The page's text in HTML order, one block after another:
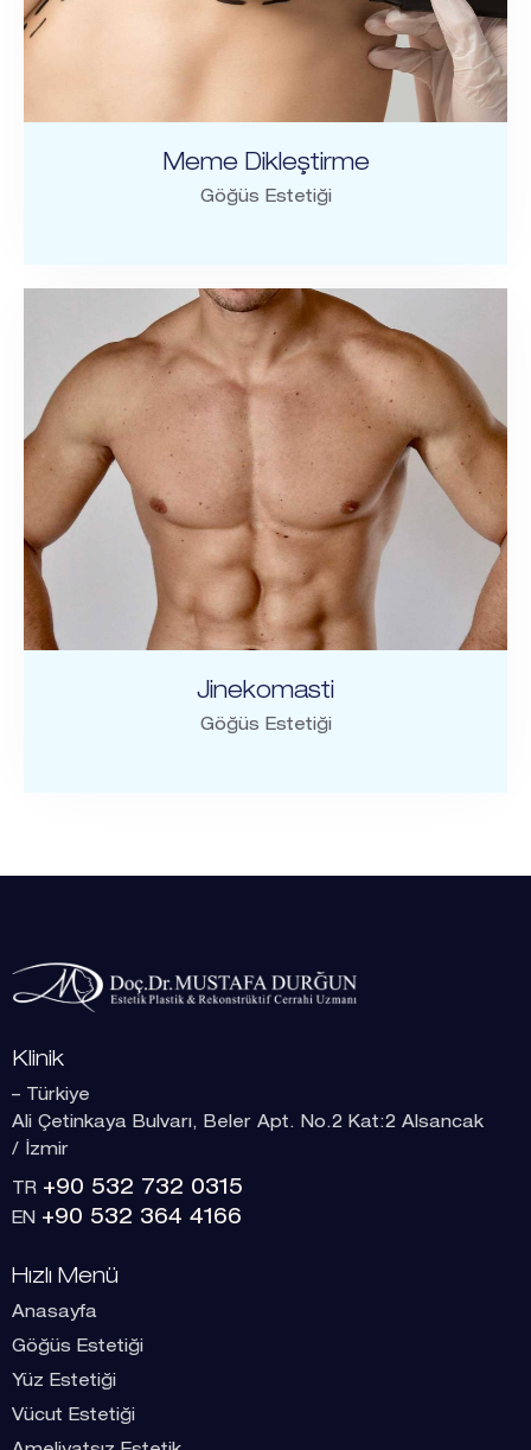
Meme Dikleştirme
Göğüs Estetiği
Jinekomasti
Göğüs Estetiği
Klinik
– Türkiye
Ali Çetinkaya Bulvarı, Beler Apt. No.2 Kat:2 Alsancak
/ İzmir
TR +90 532 732 0315
EN +90 532 364 4166
Hızlı Menü
Anasayfa
Göğüs Estetiği
Yüz Estetiği
Vücut Estetiği